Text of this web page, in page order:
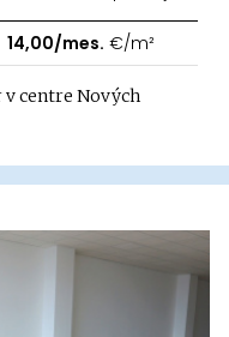
14,00/mes. €/m²
v centre Nových